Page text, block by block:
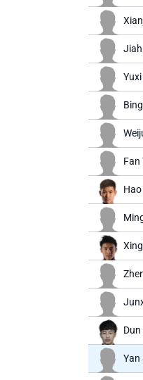
Yuxi
Fan
Dun
Yan